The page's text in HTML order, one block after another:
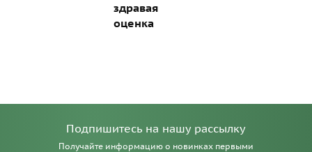
здравая
оценка
Подпишитесь на нашу рассылку
Получайте информацию о новинках первыми